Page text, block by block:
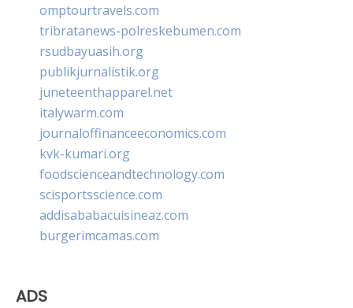
omptourtravels.com
tribratanews-polreskebumen.com
rsudbayuasih.org
publikjurnalistik.org
juneteenthapparel.net
italywarm.com
journaloffinanceeconomics.com
kvk-kumari.org
foodscienceandtechnology.com
scisportsscience.com
addisababacuisineaz.com
burgerimcamas.com
ADS